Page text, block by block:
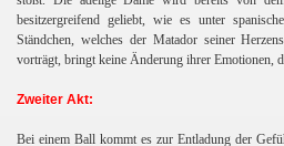
besitzergreifend geliebt, wie es unter
Ständchen, welches der Matador seiner
vorträgt, bringt keine Änderung ihrer Emotionen,
Zweiter Akt:
Bei einem Ball kommt es zur Entladung der